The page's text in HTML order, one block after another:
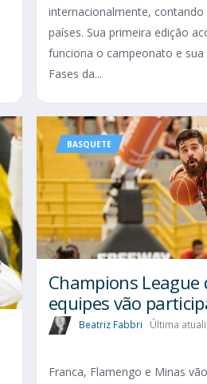
internacionalmente,
países. Sua primeira edição
funciona o campeonato e
Fases da...
BASQUETE
Champions
equipes vão
Beatriz Fabbri Última
Franca, Flamengo e Minas